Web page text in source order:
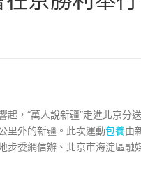
，“萬人說新疆”走進北京分送
里外的新疆。此次運動包養由
步委網信辦、北京市海淀區融